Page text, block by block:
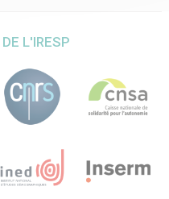
évaluant les
facteurs de risques et de
momentanée
dimensions liées à la
l’intervention suivront le
pendant 8 semaines.
+ ateliers »
en ligne, à des ateliers
semaines. Les étudiants
ETUCARE en
post.
L'IRESP